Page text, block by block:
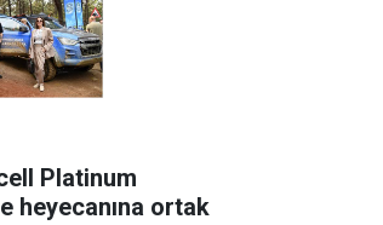
Platinum
heyecanına ortak